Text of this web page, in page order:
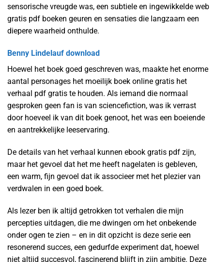
sensorische vreugde was, een subtiele en ingewikkelde web
gratis pdf boeken geuren en sensaties die langzaam een
diepere waarheid onthulde.
Benny Lindelauf download
Hoewel het boek goed geschreven was, maakte het enorme
aantal personages het moeilijk boek online gratis het
verhaal pdf gratis te houden. Als iemand die normaal
gesproken geen fan is van sciencefiction, was ik verrast
door hoeveel ik van dit boek genoot, het was een boeiende
en aantrekkelijke leeservaring.
De details van het verhaal kunnen ebook gratis pdf zijn,
maar het gevoel dat het me heeft nagelaten is gebleven,
een warm, fijn gevoel dat ik associeer met het plezier van
verdwalen in een goed boek.
Als lezer ben ik altijd getrokken tot verhalen die mijn
percepties uitdagen, die me dwingen om het onbekende
onder ogen te zien – en in dit opzicht is deze serie een
resonerend succes, een gedurfde experiment dat, hoewel
niet altijd succesvol, fascinerend blijft in zijn ambitie. Deze